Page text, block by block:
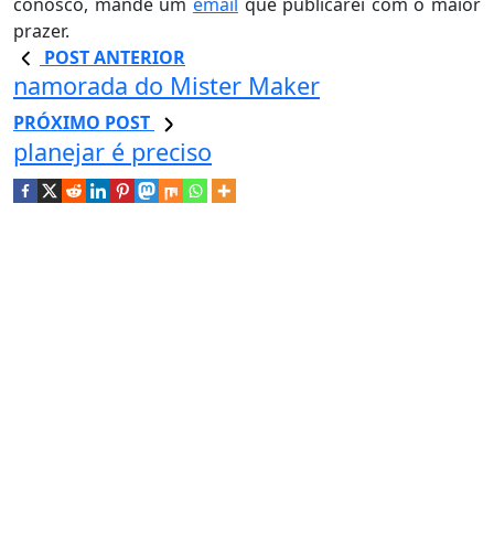
prazer.
POST ANTERIOR
namorada do Mister Maker
PRÓXIMO POST
planejar é preciso